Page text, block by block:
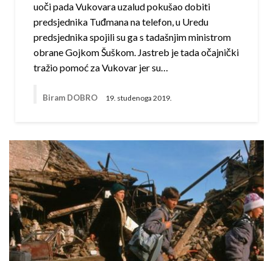
uoči pada Vukovara uzalud pokušao dobiti
predsjednika Tuđmana na telefon, u Uredu
predsjednika spojili su ga s tadašnjim ministrom
obrane Gojkom Šuškom. Jastreb je tada očajnički
tražio pomoć za Vukovar jer su…
Biram DOBRO 19. studenoga 2019.